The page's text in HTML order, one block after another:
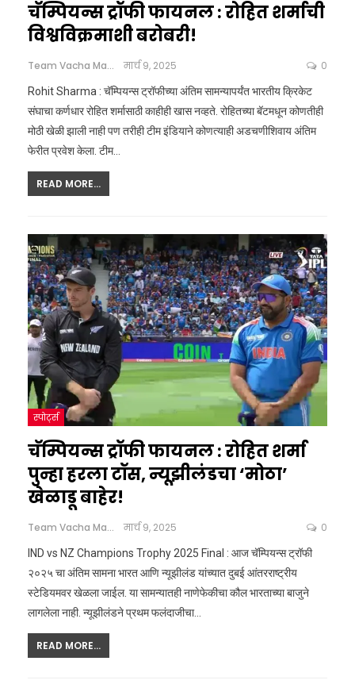
चॅम्पियन्स ट्रॉफी फायनल : रोहित शर्माची
विश्वविक्रमाशी बरोबरी!
Team Vacha Marathi मार्च 9, 2025 0
Rohit Sharma : चॅम्पियन्स ट्रॉफीच्या अंतिम सामन्यापर्यंत भारतीय क्रिकेट
संघाचा कर्णधार रोहित शर्मासाठी काहीही खास नव्हते. रोहितच्या बॅटमधून कोणतीही
मोठी खेळी झाली नाही पण तरीही टीम इंडियाने कोणत्याही अडचणीशिवाय अंतिम
फेरीत प्रवेश केला. टीम…
READ MORE...
स्पोर्ट्स
चॅम्पियन्स ट्रॉफी फायनल : रोहित शर्मा
पुन्हा हरला टॉस, न्यूझीलंडचा ‘मोठा’
खेळाडू बाहेर!
Team Vacha Marathi मार्च 9, 2025 0
IND vs NZ Champions Trophy 2025 Final : आज चॅम्पियन्स ट्रॉफी
२०२५ चा अंतिम सामना भारत आणि न्यूझीलंड यांच्यात दुबई आंतरराष्ट्रीय
स्टेडियमवर खेळला जाईल. या सामन्यातही नाणेफेकीचा कौल भारताच्या बाजुने
लागलेला नाही. न्यूझीलंडने प्रथम फलंदाजीचा…
READ MORE...